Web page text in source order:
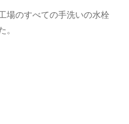
場のすべての手洗いの水栓